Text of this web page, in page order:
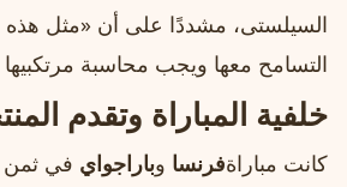
السيلستى، مشددًا على أن «مثل هذه
التسامح معها ويجب محاسبة
خلفية المباراة وتقدم
كانت مباراةفرنسا وباراجواي في ثمن